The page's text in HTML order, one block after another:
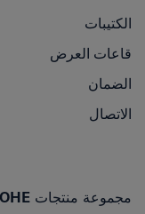
الكتيبات
قاعات العرض
الضمان
الاتصال
مجموعة منتجات GROHE